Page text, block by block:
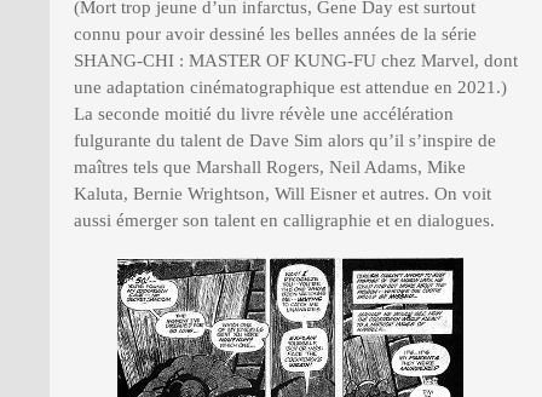
(Mort trop jeune d’un infarctus, Gene Day est surtout
connu pour avoir dessiné les belles années de la série
SHANG-CHI : MASTER OF KUNG-FU chez Marvel, dont
une adaptation cinématographique est attendue en 2021.)
La seconde moitié du livre révèle une accélération
fulgurante du talent de Dave Sim alors qu’il s’inspire de
maîtres tels que Marshall Rogers, Neil Adams, Mike
Kaluta, Bernie Wrightson, Will Eisner et autres. On voit
aussi émerger son talent en calligraphie et en dialogues.